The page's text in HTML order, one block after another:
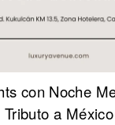
con Noche
Tributo a México